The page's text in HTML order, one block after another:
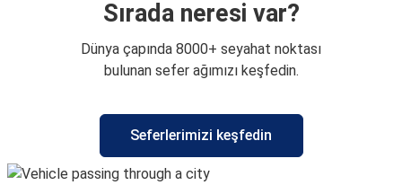
Sırada neresi var?
Dünya çapında 8000+ seyahat noktası
bulunan sefer ağımızı keşfedin.
Seferlerimizi keşfedin